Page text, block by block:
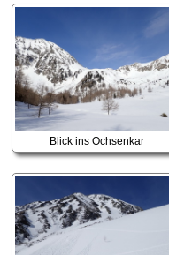
Blick ins Ochsenkar